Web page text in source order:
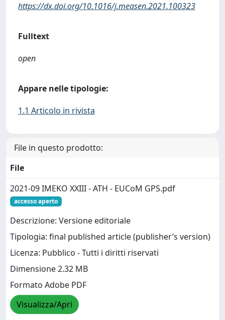
https://dx.doi.org/10.1016/j.measen.2021.100323
Fulltext
open
Appare nelle tipologie:
1.1 Articolo in rivista
File in questo prodotto:
File
2021-09 IMEKO XXIII - ATH - EUCoM GPS.pdf
accesso aperto
Descrizione: Versione editoriale
Tipologia: final published article (publisher’s version)
Licenza: Pubblico - Tutti i diritti riservati
Dimensione 2.32 MB
Formato Adobe PDF
Visualizza/Apri